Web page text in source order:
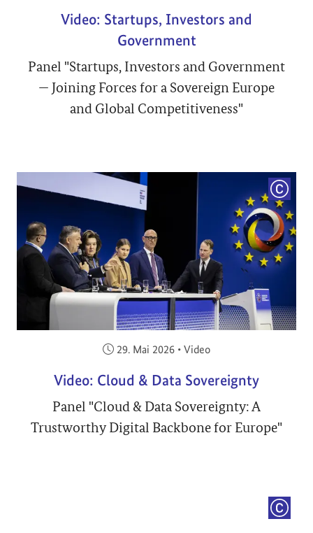
Video: Startups, Investors and
Government
Panel "Startups, Investors and Government
— Joining Forces for a Sovereign Europe
and Global Competitiveness"
Veröffentlicht am:
29. Mai 2026 • Video
Video: Cloud & Data Sovereignty
Panel "Cloud & Data Sovereignty: A
Trustworthy Digital Backbone for Europe"